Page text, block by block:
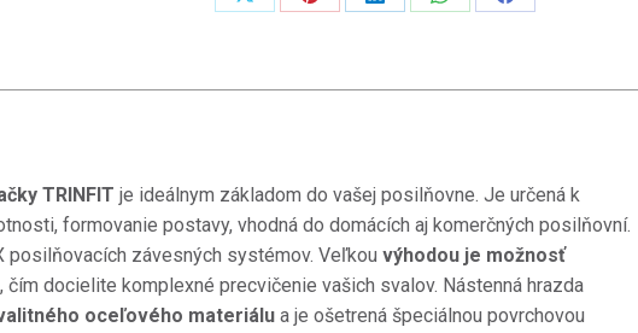
ZdieľaťZdieľaťZdieľaťZdieľaťZdieľať
TRINFIT je ideálnym základom do vašej posilňovne. Je určená k
formovanie postavy, vhodná do domácích aj komerčných posilňovní.
posilňovacích závesných systémov. Veľkou výhodou je možnosť
, čím docielite komplexné precvičenie vašich svalov. Nástenná hrazda
oceľového materiálu a je ošetrená špeciálnou povrchovou